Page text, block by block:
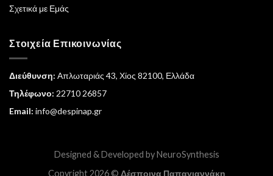
Σχετικά με Εμάς
Στοιχεία Επικοινωνίας
Διεύθυνση: Απλωταριάς 43, Χίος 82100, Ελλάδα
Τηλέφωνο: 22710 26857
Email: info@despinap.gr
Designed & Developed byNeuroSynthesis
Copyright 2026 © Δέσποινα Παπαγιαννάκη